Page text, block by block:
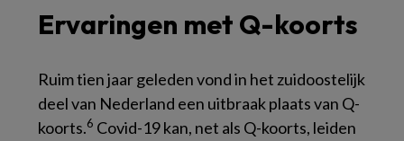
Ervaringen met Q-koorts
Ruim tien jaar geleden vond in het zuidoostelijk
deel van Nederland een uitbraak plaats van Q-
koorts.6 Covid-19 kan, net als Q-koorts, leiden